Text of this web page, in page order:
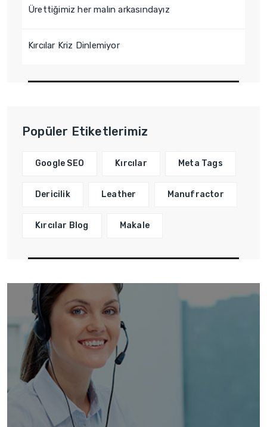
Ürettiğimiz her malın arkasındayız
Kırcılar Kriz Dinlemiyor
Popüler Etiketlerimiz
Google SEO Kırcılar Meta Tags
Dericilik Leather Manufractor
Kırcılar Blog Makale